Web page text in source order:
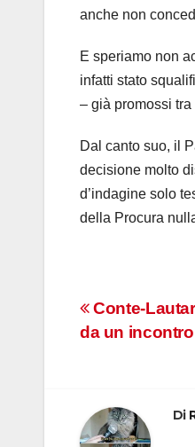
anche non
E speriamo non
infatti stato
– già promossi
Dal canto suo, il
decisione molto
d’indagine solo
della Procura
Conte-
da un
Di